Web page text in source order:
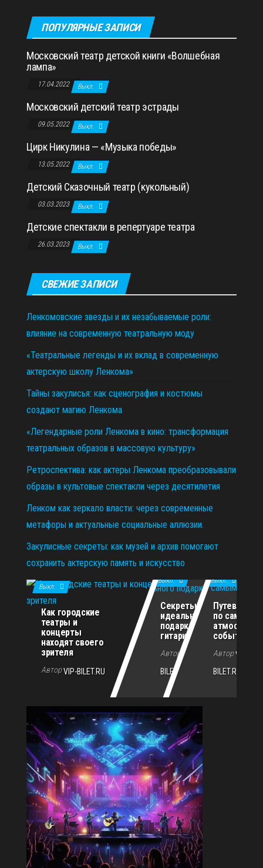
ПОПУЛЯРНЫЕ ЗАПИСИ
Московский театр детской книги «Волшебная
лампа»
17.04.2022 Выкл.
Московский детский театр эстрады
09.05.2022 Выкл.
Цирк Никулина — «Музыка победы»
13.05.2022 Выкл.
Детский Сказочный театр (кукольный)
03.03.2023 Выкл.
Детские спектакли в репертуаре театра
26.03.2023 Выкл.
СВЕЖИЕ ЗАПИСИ
Ленкомовские звезды и их незабываемые роли:
влияние на современную театральную моду
«Театральные легенды и их вклад в современную
актерскую школу Ленкома»
Тайны закулисья: как сценография и костюмы
создают магию Ленкома
«Легендарные роли Ленкома в кино: трансформация
театральных образов в массовую культуру»
Ретроспектива: как актеры Ленкома преобразовывали
образы в культовые спектакли через десятилетия
Ленком как зеркало власти: через современные
метафоры и актуальные социальные аллюзии.
Закулисные секреты: как музей и архив помогают
сохранить актерскую память и искусство
02.07.2026
Выкл.
Как городские
театры и
концерты
находят своего
зрителя
АвторVIP-BILET.RU
11.12.2025
Выкл.
Секреты
идеального
подарка для
гитариста
Автор VIP-
BILET.RU
Выкл.
по самым
событиям
АвторVIP-
BILET.RU